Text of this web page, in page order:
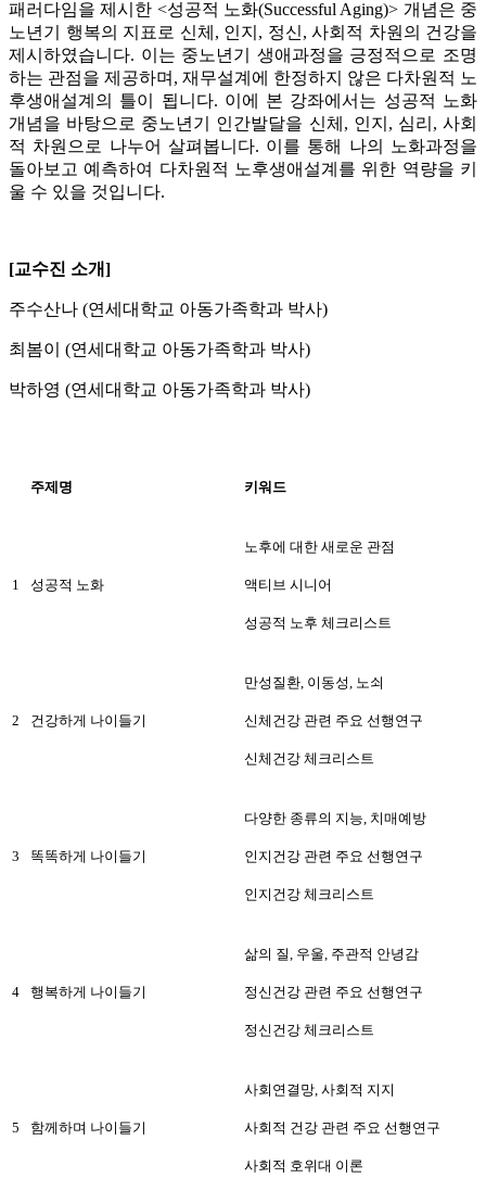
패러다임을 제시한 <성공적 노화(Successful Aging)> 개념은 중
노년기 행복의 지표로 신체, 인지, 정신, 사회적 차원의 건강을
제시하였습니다. 이는 중노년기 생애과정을 긍정적으로 조명
하는 관점을 제공하며, 재무설계에 한정하지 않은 다차원적 노
후생애설계의 틀이 됩니다. 이에 본 강좌에서는 성공적 노화
개념을 바탕으로 중노년기 인간발달을 신체, 인지, 심리, 사회
적 차원으로 나누어 살펴봅니다. 이를 통해 나의 노화과정을
돌아보고 예측하여 다차원적 노후생애설계를 위한 역량을 키
울 수 있을 것입니다.
[교수진 소개]
주수산나 (연세대학교 아동가족학과 박사)
최봄이 (연세대학교 아동가족학과 박사)
박하영 (연세대학교 아동가족학과 박사)
주제명 키워드
1 성공적 노화
노후에 대한 새로운 관점
액티브 시니어
성공적 노후 체크리스트
2 건강하게 나이들기
만성질환, 이동성, 노쇠
신체건강 관련 주요 선행연구
신체건강 체크리스트
3 똑똑하게 나이들기
다양한 종류의 지능, 치매예방
인지건강 관련 주요 선행연구
인지건강 체크리스트
4 행복하게 나이들기
삶의 질, 우울, 주관적 안녕감
정신건강 관련 주요 선행연구
정신건강 체크리스트
5 함께하며 나이들기
사회연결망, 사회적 지지
사회적 건강 관련 주요 선행연구
사회적 호위대 이론